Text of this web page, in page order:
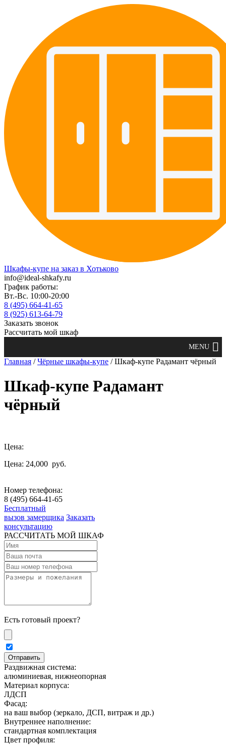
Шкафы-купе на заказ в Хотьково
info@ideal-shkafy.ru
График работы:
Вт.-Вс. 10:00-20:00
8 (495) 664-41-65
8 (925) 613-64-79
Заказать звонок
Рассчитать мой шкаф
Главная /Чёрные шкафы-купе / Шкаф-купе Радамант чёрный
Шкаф-купе Радамант
чёрный
Цена:
Цена: 24,000 руб.
Номер телефона:
8 (495) 664-41-65
Бесплатный
вызов замерщика Заказать
консультацию
РАССЧИТАТЬ МОЙ ШКАФ
Есть готовый проект?
Раздвижная система:
алюминиевая, нижнеопорная
Материал корпуса:
ЛДСП
Фасад:
на ваш выбор (зеркало, ДСП, витраж и др.)
Внутреннее наполнение:
стандартная комплектация
Цвет профиля: